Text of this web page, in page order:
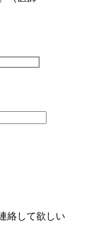
絡して欲しい